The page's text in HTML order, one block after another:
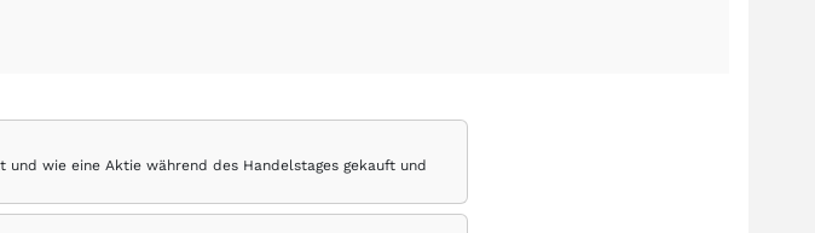
wie eine Aktie während des Handelstages gekauft und